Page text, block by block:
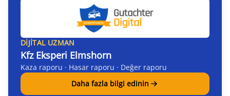
DIJITAL UZMAN
Kfz Eksperi Elmshorn
Kaza raporu · Hasar raporu · Değer raporu
Daha fazla bilgi edinin